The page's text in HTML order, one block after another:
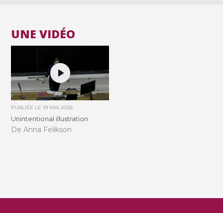
UNE VIDÉO
PUBLIÉE LE19 MAI 2026
Unintentional illustration
De Anna Felikson